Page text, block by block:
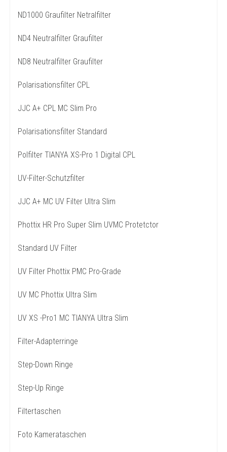
ND1000 Graufilter Netralfilter
ND4 Neutralfilter Graufilter
ND8 Neutralfilter Graufilter
Polarisationsfilter CPL
JJC A+ CPL MC Slim Pro
Polarisationsfilter Standard
Polfilter TIANYA XS-Pro 1 Digital CPL
UV-Filter-Schutzfilter
JJC A+ MC UV Filter Ultra Slim
Phottix HR Pro Super Slim UVMC Protetctor
Standard UV Filter
UV Filter Phottix PMC Pro-Grade
UV MC Phottix Ultra Slim
UV XS -Pro1 MC TIANYA Ultra Slim
Filter-Adapterringe
Step-Down Ringe
Step-Up Ringe
Filtertaschen
Foto Kamerataschen